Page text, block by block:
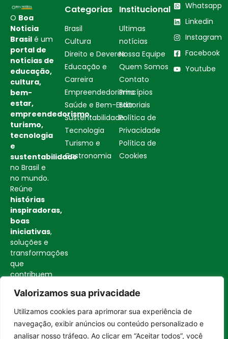
Valorizamos sua privacidade
Utilizamos cookies para aprimorar sua experiência de
navegação, exibir anúncios ou conteúdo personalizado e
analisar nosso tráfego. Ao clicar em “Aceitar todos”, você
O Boa
Notícia
Brasil é um
portal de
notícias de
educação,
cultura,
bem-
estar,
empreendedorismo,
turismo,
tecnologia
e
sustentabilidade
no Brasil e
no mundo.
Reúne
histórias
inspiradoras,
boas
iniciativas,
soluções e
transformações
que
contribuem
sociedade
mais
consciente
e
Categorias
Brasil
Cultura
Direito e Deveres
Educação e
Carreira
Empreendedorismo
Saúde e Bem-Estar
Sustentabilidade
Tecnologia
Turismo e
Gastronomia
Institucional
Ultimas
notícias
Nossa Equipe
Quem Somos
Contato
Princípios
Editoriais
Política de
Privacidade
Política de
Cookies
Whatsapp
Linkedin
Instagram
Facebook
Youtube